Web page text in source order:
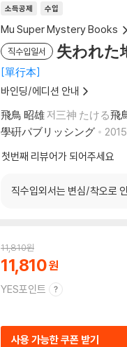
소득공제 수입
Mu Super Mystery Books
직수입일서 失われた
單行本
바인딩/에디션 안내
飛鳥 昭雄저三神 たける飛
學硏パブリッシング
첫번째 리뷰어가 되어주세요
직수입외서는 변심/착오로
11,810원
11,810
YES포인트
사용 가능한 쿠폰 받기